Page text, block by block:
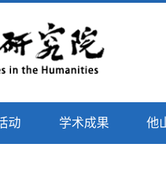
动 学术成果 他